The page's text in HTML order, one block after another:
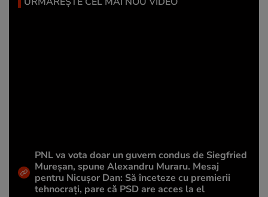
PNL va vota doar un guvern condus de Siegfried
Mureșan, spune Alexandru Muraru. Mesaj
pentru Nicușor Dan: Să înceteze cu premierii
tehnocrați, pare că PSD are acces la el